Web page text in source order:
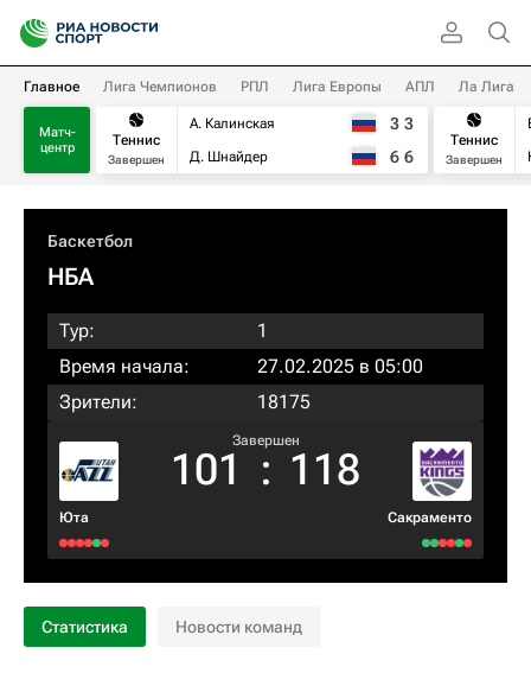
Главное Лига Чемпионов РПЛ Лига Европы АПЛ Ла Лига
Матч-
центр
Теннис
Завершен
А. Калинская
Д. Шнайдер
3 3
6 6
Теннис
Завершен
Баскетбол
НБА
Тур:
1
Время начала:
27.02.2025 в 05:00
Зрители:
18175
Юта
Завершен
101 : 118
Сакраменто
Статистика Новости команд